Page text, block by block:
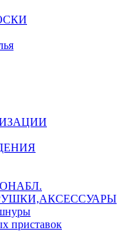
приставок